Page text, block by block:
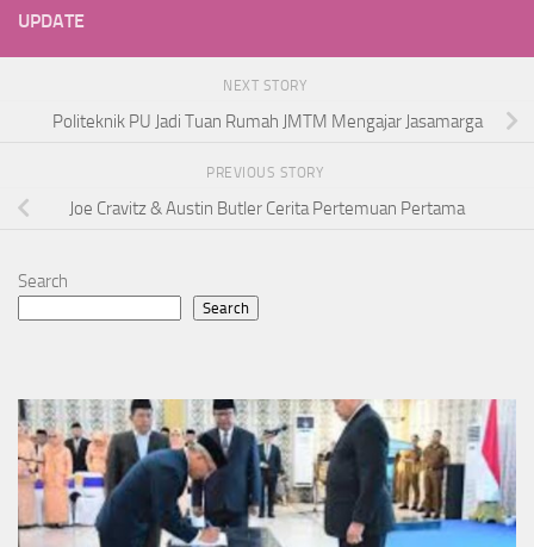
UPDATE
NEXT STORY
Politeknik PU Jadi Tuan Rumah JMTM Mengajar Jasamarga
PREVIOUS STORY
Joe Cravitz & Austin Butler Cerita Pertemuan Pertama
Search
Search